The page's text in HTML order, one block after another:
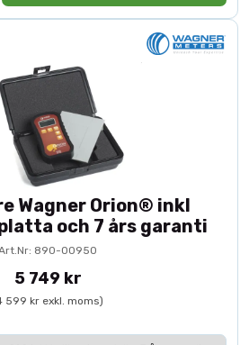
Wagner Orion® inkl
och 7 års garanti
890-00950
5 749 kr
599 kr exkl. moms)